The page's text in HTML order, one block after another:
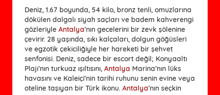
Deniz, 1.67 boyunda, 54 kilo, bronz tenli, omuzlarına
dökülen dalgalı siyah saçları ve badem kahverengi
gözleriyle Antalya’nın gecelerini bir zevk şölenine
çevirir. 28 yaşında, sıkı kalçaları, dolgun göğüsleri
ve egzotik çekiciliğiyle her hareketi bir şehvet
senfonisi. Deniz, sadece bir escort değil; Konyaaltı
Plajı’nın turkuaz ışıltısını, Antalya Marina’nın lüks
havasını ve Kaleiçi’nin tarihi ruhunu senin evine veya
oteline taşıyan bir Türk ikonu. Antalya’nın seçkin